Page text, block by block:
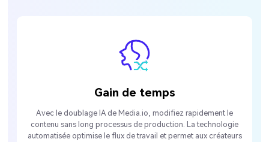
Gain de temps
Avec le doublage IA de Media.io, modifiez rapidement le
contenu sans long processus de production. La technologie
automatisée optimise le flux de travail et permet aux créateurs